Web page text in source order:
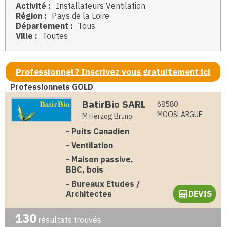
Activité : Installateurs Ventilation
Région : Pays de la Loire
Département : Tous
Ville : Toutes
Professionnel ? Inscrivez vous gratuitement ici
Professionnels GOLD
BatirBio SARL
M Herzog Bruno
68580
MOOSLARGUE
- Puits Canadien
- Ventilation
- Maison passive,
BBC, bois
- Bureaux Etudes /
Architectes
DEVIS
130 résultats trouvés